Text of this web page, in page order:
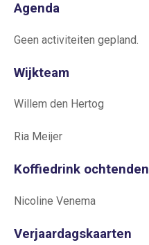
Agenda
Geen activiteiten gepland.
Wijkteam
Willem den Hertog
Ria Meijer
Koffiedrink ochtenden
Nicoline Venema
Verjaardagskaarten